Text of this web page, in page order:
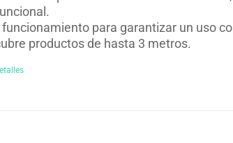
funcionamiento para garantizar un uso
productos de hasta 3 metros.